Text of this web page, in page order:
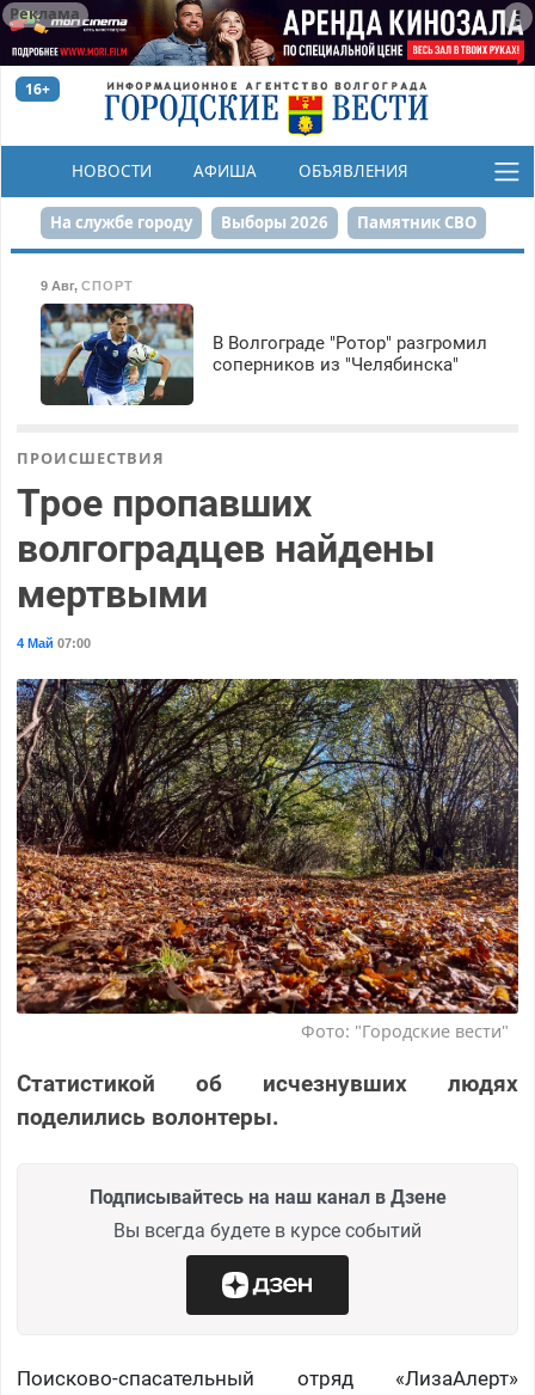
Реклама
16+
НОВОСТИ АФИША ОБЪЯВЛЕНИЯ
КОНКУРСЫ
На службе городу Выборы 2026 Памятник СВО
Набережная День Победы
80-летие Победы Парк Героев-летчиков
9 Авг, СПОРТ
В Волгограде "Ротор" разгромил
соперников из "Челябинска"
ПРОИСШЕСТВИЯ
Трое пропавших
волгоградцев найдены
мертвыми
4 Май 07:00
Фото: "Городские вести"
Статистикой об исчезнувших людях
поделились волонтеры.
Подписывайтесь на наш канал в Дзене
Вы всегда будете в курсе событий
Поисково-спасательный отряд «ЛизаАлерт»